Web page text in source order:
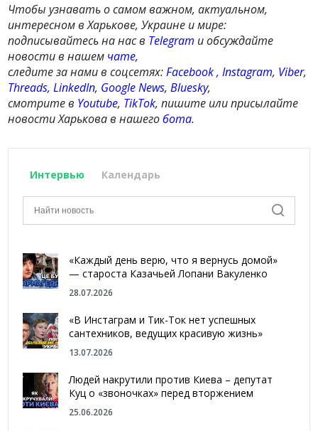
Чтобы узнавать о самом важном, актуальном,
интересном в Харькове, Украине и мире:
подписывайтесь на нас в Telegram и обсуждайте
новости в нашем чате,
следите за нами в соцсетях:Facebook,Instagram, Viber,
Threads,LinkedIn, Google News,Bluesky,
смотрите в Youtube, TikTok, пишите или присылайте
новости Харькова в нашегобота.
Интервью Календарь
«Каждый день верю, что я вернусь домой»
— староста Казачьей Лопани Вакуленко
28.07.2026
«В Инстаграм и Тик-Ток нет успешных
сантехников, ведущих красивую жизнь»
13.07.2026
Людей накрутили против Киева – депутат
Куц о «звоночках» перед вторжением
25.06.2026